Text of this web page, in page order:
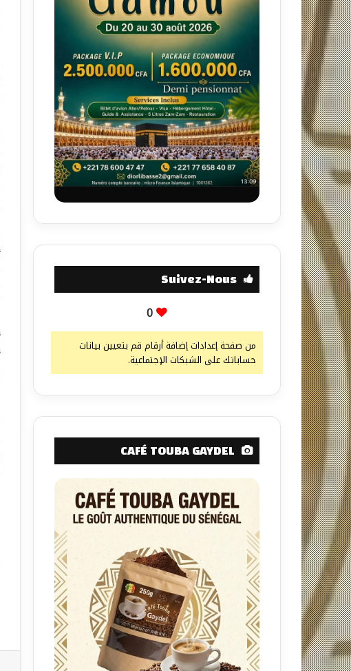
Suivez-Nous
0
من صفحة إعدادات إضافة أرقام قم بتعيين بيانات
حساباتك على الشبكات الإجتماعية.
CAFÉ TOUBA GAYDEL